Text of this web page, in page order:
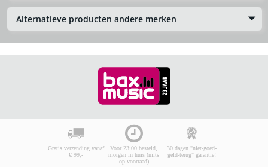
Alternatieve producten andere merken
Gratis verzending vanaf
€ 99,-
Voor 23:00 besteld,
morgen in huis (mits
op voorraad)
30 dagen "niet-goed-
geld-terug" garantie!